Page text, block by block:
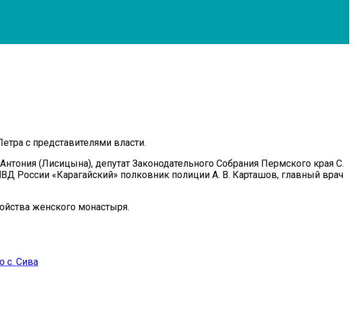
с представителями власти.
(Лисицына), депутат Законодательного Собрания Пермского края С.
России «Карагайский» полковник полиции А. В. Карташов, главный врач
женского монастыря.
с. Сива